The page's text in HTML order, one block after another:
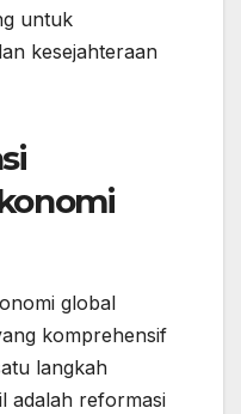
untuk
kesejahteraan
global
komprehensif
langkah
adalah reformasi